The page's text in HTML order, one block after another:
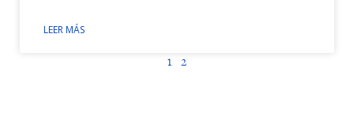
LEER MÁS
1 2